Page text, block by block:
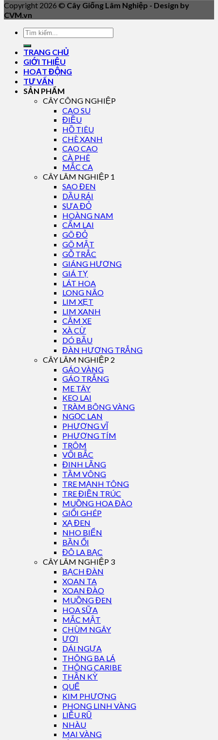
Copyright 2026 © Cây Giống Lâm Nghiệp - Design by
CVM.vn
TRANG CHỦ
GIỚI THIỆU
HOẠT ĐỘNG
TƯ VẤN
SẢN PHẨM
CÂY CÔNG NGHIỆP
CAO SU
ĐIỀU
HỒ TIÊU
CHÈ XANH
CAO CAO
CÀ PHÊ
MẮC CA
CÂY LÂM NGHIỆP 1
SAO ĐEN
DẦU RÁI
SƯA ĐỎ
HOÀNG NAM
CẨM LAI
GÕ ĐỎ
GÕ MẬT
GỖ TRẮC
GIÁNG HƯƠNG
GIÁ TỴ
LÁT HOA
LONG NÃO
LIM XẸT
LIM XANH
CĂM XE
XÀ CỪ
DÓ BẦU
ĐÀN HƯƠNG TRẮNG
CÂY LÂM NGHIỆP 2
GÁO VÀNG
GÁO TRẮNG
ME TÂY
KEO LAI
TRÀM BÔNG VÀNG
NGỌC LAN
PHƯỢNG VĨ
PHƯỢNG TÍM
TRÔM
VỐI BẮC
ĐINH LĂNG
TẦM VÔNG
TRE MẠNH TÔNG
TRE ĐIỀN TRÚC
MUỒNG HOA ĐÀO
GIỔI GHÉP
XẠ ĐEN
NHO BIỂN
BẦN ỔI
ĐÔ LA BẠC
CÂY LÂM NGHIỆP 3
BẠCH ĐÀN
XOAN TA
XOAN ĐÀO
MUỒNG ĐEN
HOA SỮA
MẮC MẬT
CHÙM NGÂY
ƯƠI
DÁI NGỰA
THÔNG BA LÁ
THÔNG CARIBE
THẦN KỲ
QUẾ
KIM PHƯỢNG
PHONG LINH VÀNG
LIỄU RŨ
NHÀU
MAI VÀNG